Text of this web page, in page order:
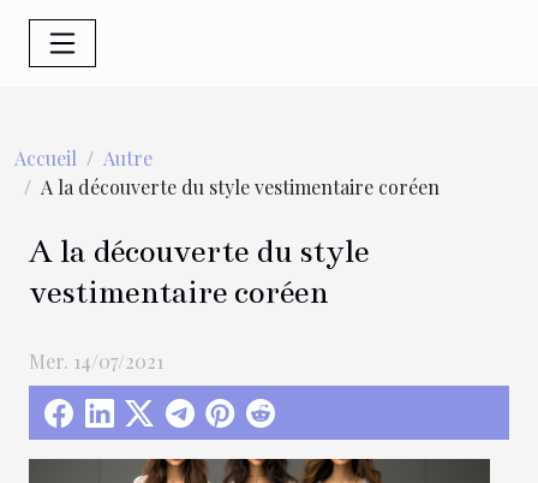
Accueil
Autre
A la découverte du style vestimentaire coréen
A la découverte du style
vestimentaire coréen
Mer. 14/07/2021